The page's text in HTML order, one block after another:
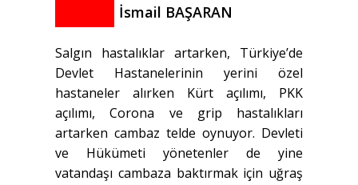
İsmail BAŞARAN
Salgın hastalıklar artarken, Türkiye’de
Devlet Hastanelerinin yerini özel
hastaneler alırken Kürt açılımı, PKK
açılımı, Corona ve grip hastalıkları
artarken cambaz telde oynuyor. Devleti
ve Hükümeti yönetenler de yine
vatandaşı cambaza baktırmak için uğraş